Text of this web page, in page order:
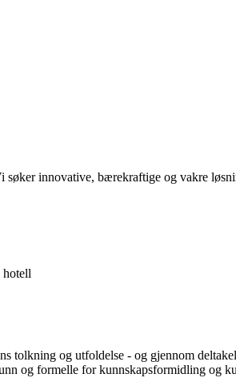
innovative, bærekraftige og vakre
hotell
tolkning og utfoldelse - og gjennom
og formelle for kunnskapsformidling og